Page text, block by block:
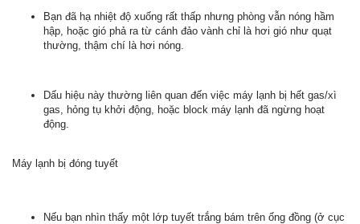
Bạn đã hạ nhiệt độ xuống rất thấp nhưng phòng vẫn nóng hầm
hập, hoặc gió phả ra từ cánh đảo vành chỉ là hơi gió như quạt
thường, thậm chí là hơi nóng.
Dấu hiệu này thường liên quan đến việc máy lạnh bị hết gas/xì
gas, hỏng tụ khởi động, hoặc block máy lạnh đã ngừng hoạt
động.
Máy lạnh bị đóng tuyết
Nếu bạn nhìn thấy một lớp tuyết trắng bám trên ống đồng (ở cục